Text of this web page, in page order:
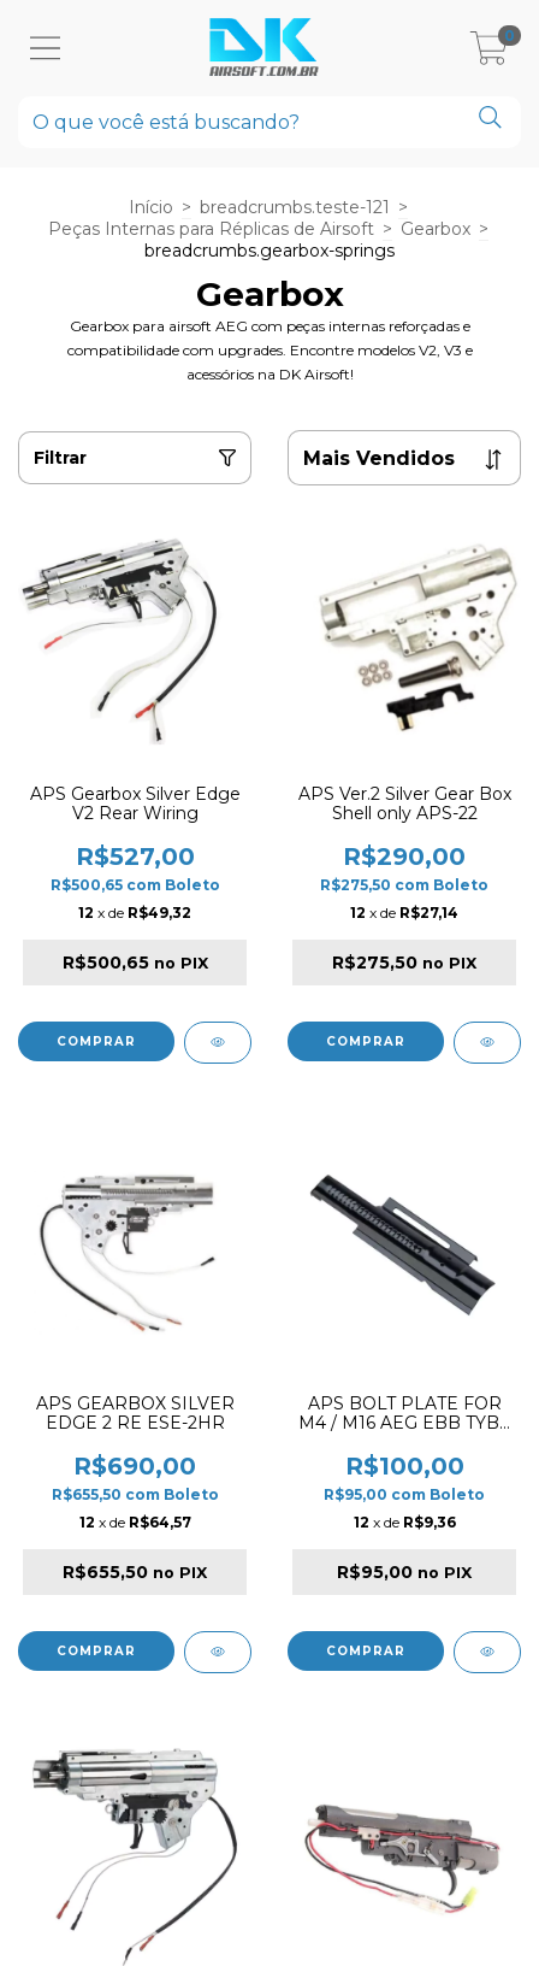
0
Início > breadcrumbs.teste-121 >
Peças Internas para Réplicas de Airsoft > Gearbox >
breadcrumbs.gearbox-springs
Gearbox
Gearbox para airsoft AEG com peças internas reforçadas e
compatibilidade com upgrades. Encontre modelos V2, V3 e
acessórios na DK Airsoft!
Filtrar
APS Gearbox Silver Edge
V2 Rear Wiring
R$527,00
R$500,65 com Boleto
12 x de R$49,32
R$500,65 no PIX
APS Ver.2 Silver Gear Box
Shell only APS-22
R$290,00
R$275,50 com Boleto
12 x de R$27,14
R$275,50 no PIX
APS GEARBOX SILVER
EDGE 2 RE ESE-2HR
R$690,00
R$655,50 com Boleto
12 x de R$64,57
R$655,50 no PIX
APS BOLT PLATE FOR
M4 / M16 AEG EBB TYBE
BLOWBACK
R$100,00
R$95,00 com Boleto
12 x de R$9,36
R$95,00 no PIX